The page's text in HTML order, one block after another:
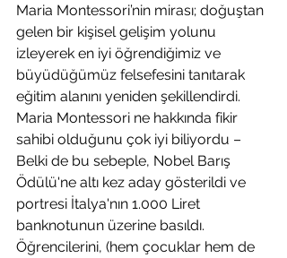
Maria Montessori’nin mirası; doğuştan
gelen bir kişisel gelişim yolunu
izleyerek en iyi öğrendiğimiz ve
büyüdüğümüz felsefesini tanıtarak
eğitim alanını yeniden şekillendirdi.
Maria Montessori ne hakkında fikir
sahibi olduğunu çok iyi biliyordu –
Belki de bu sebeple, Nobel Barış
Ödülü'ne altı kez aday gösterildi ve
portresi İtalya'nın 1.000 Liret
banknotunun üzerine basıldı.
Öğrencilerini, (hem çocuklar hem de